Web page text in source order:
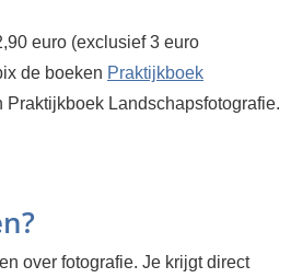
euro (exclusief 3 euro
de boeken Praktijkboek
Praktijkboek Landschapsfotografie.
over fotografie. Je krijgt direct